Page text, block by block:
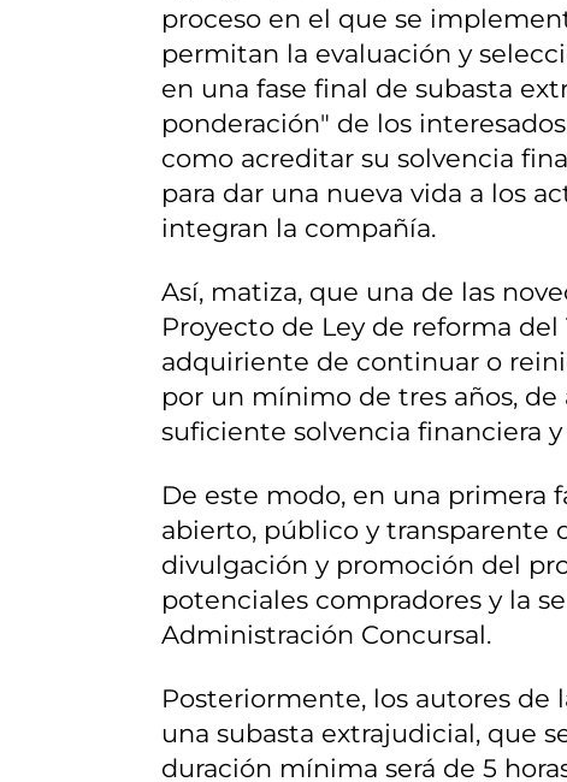
proceso en el que se
permitan la evaluación y
en una fase final de subasta
ponderación" de los
como acreditar su solvencia
para dar una nueva vida a los
integran la compañía.
Así, matiza, que una de las
Proyecto de Ley de reforma
adquiriente de continuar o
por un mínimo de tres años,
suficiente solvencia financiera
De este modo, en una primera
abierto, público y transparente
divulgación y promoción del
potenciales compradores y la
Administración Concursal.
Posteriormente, los autores de
una subasta extrajudicial, que
duración mínima será de 5